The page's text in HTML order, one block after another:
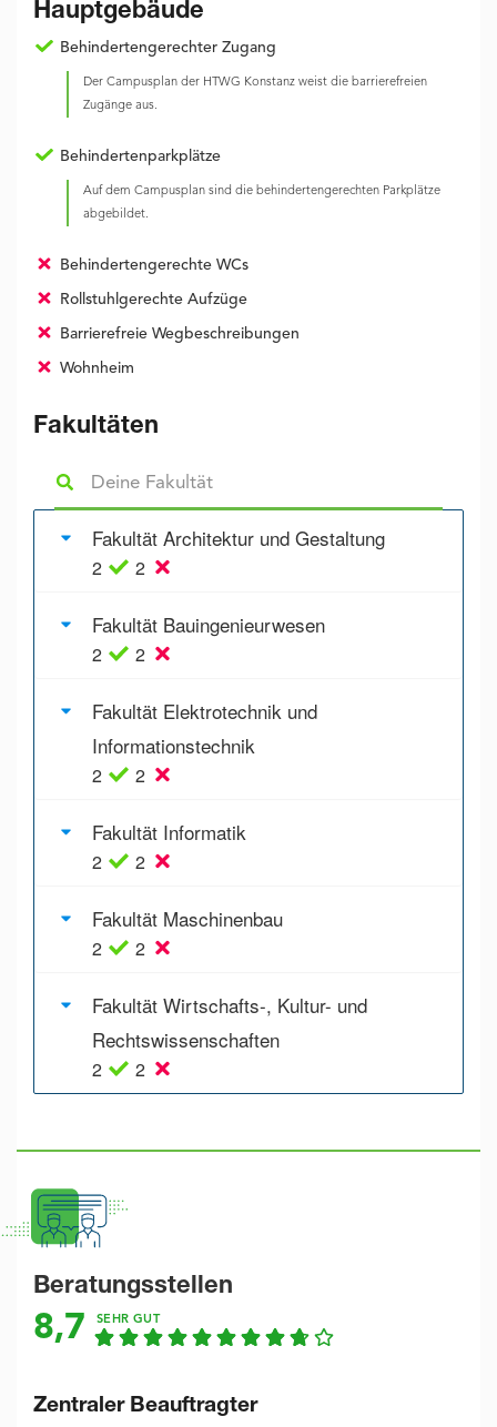
Hauptgebäude
Behindertengerechter Zugang
Der Campusplan der HTWG Konstanz weist die barrierefreien
Zugänge aus.
Behindertenparkplätze
Auf dem Campusplan sind die behindertengerechten Parkplätze
abgebildet.
Behindertengerechte WCs
Rollstuhlgerechte Aufzüge
Barrierefreie Wegbeschreibungen
Wohnheim
Fakultäten
Fakultät Architektur und Gestaltung
2 2
Fakultät Bauingenieurwesen
2 2
Fakultät Elektrotechnik und
Informationstechnik
2 2
Fakultät Informatik
2 2
Fakultät Maschinenbau
2 2
Fakultät Wirtschafts-, Kultur- und
Rechtswissenschaften
2 2
Beratungsstellen
8,7 SEHR GUT
Zentraler Beauftragter